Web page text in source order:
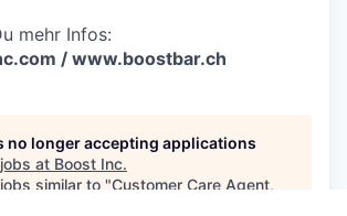
mehr Infos:
/ www.boostbar.ch
no longer accepting applications
at Boost Inc.
similar to "Customer Care Agent,